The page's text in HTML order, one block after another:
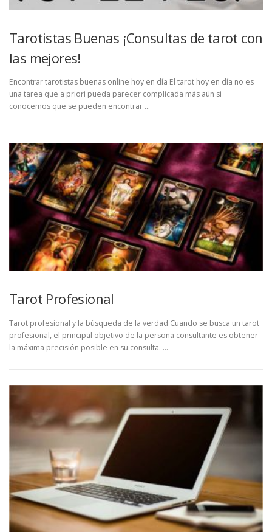
Tarotistas Buenas ¡Consultas de tarot con
las mejores!
Encontrar tarotistas buenas online hoy en día El tarot hoy en día no es
una tarea que a priori pueda parecer complicada más aún si
conocemos que se pueden encontrar …
Tarot Profesional
Tarot profesional y la búsqueda de la verdad Cuando se busca un tarot
profesional, el principal objetivo de la persona consultante es obtener
la máxima precisión posible en su consulta. …